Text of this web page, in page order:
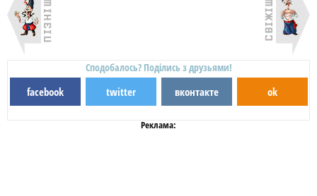
Сподобалось? Поділись з друзьями!
facebook twitter вконтакте ok
Реклама: